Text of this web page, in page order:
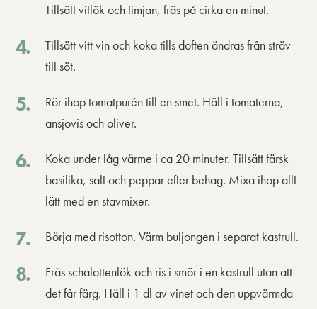
Tillsätt vitlök och timjan, fräs på cirka en minut.
Tillsätt vitt vin och koka tills doften ändras från sträv
till söt.
Rör ihop tomatpurén till en smet. Häll i tomaterna,
ansjovis och oliver.
Koka under låg värme i ca 20 minuter. Tillsätt färsk
basilika, salt och peppar efter behag. Mixa ihop allt
lätt med en stavmixer.
Börja med risotton. Värm buljongen i separat kastrull.
Fräs schalottenlök och ris i smör i en kastrull utan att
det får färg. Häll i 1 dl av vinet och den uppvärmda